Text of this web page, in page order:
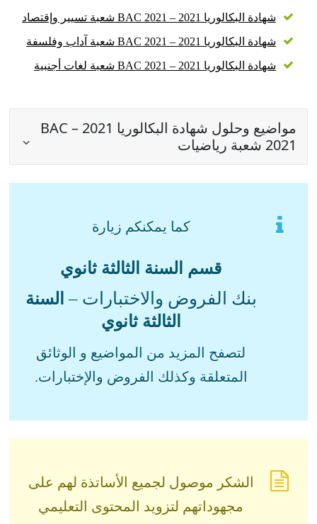
شهادة البكالوريا 2021 – BAC 2021 شعبة تسيير وإقتصاد
شهادة البكالوريا 2021 – BAC 2021 شعبة آداب وفلسفة
شهادة البكالوريا 2021 – BAC 2021 شعبة لغات أجنبية
مواضيع وحلول شهادة البكالوريا 2021 – BAC
2021 شعبة رياضيات
كما يمكنكم زيارة
قسم السنة الثالثة ثانوي
بنك الفروض والاختبارات – السنة
الثالثة ثانوي
لتصفح المزيد من المواضيع و الوثائق
المتعلقة وكذلك الفروض والإختبارات.
الشكر موصول لجميع الأساتذة لهم على
مجهوداتهم لتزويد المحتوى التعليمي